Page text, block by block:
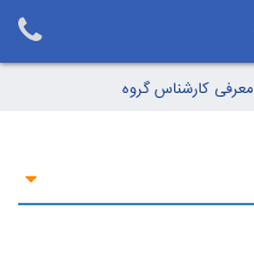
معرفی كارشناس گروه